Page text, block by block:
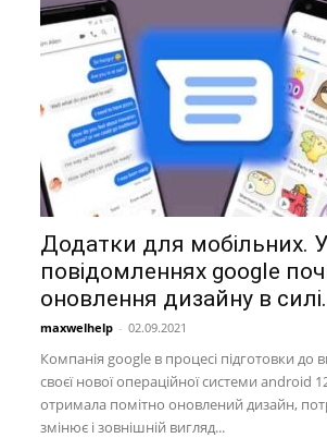
Додатки для мобільних. У
повідомленнях google
оновлення дизайну в
maxwelhelp - 02.09.2021
Компанія google в процесі підготовки до
своєї нової операційної системи android
отримала помітно оновлений дизайн,
змінює і зовнішній вигляд...